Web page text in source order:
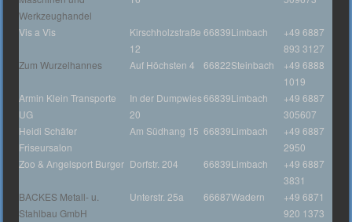
Werkzeughandel
Vis a Vis
Kirschholzstraße
12
66839Limbach
+49 6887
893 3127
Zum Wurzelhannes
Auf Höchsten 4 66822Steinbach
+49 6888
1019
Armin Klein Transporte
UG
In der Dumpwies
20
66839Limbach
+49 6887
305607
Heidi Schäfer
Friseursalon
Am Südhang 15 66839Limbach
+49 6887
2950
Zoo & Angelsport Burger Dorfstr. 204 66839Limbach
+49 6887
3831
BACKES Metall- u.
Stahlbau GmbH
Unterstr. 25a 66687Wadern
+49 6871
920 1373